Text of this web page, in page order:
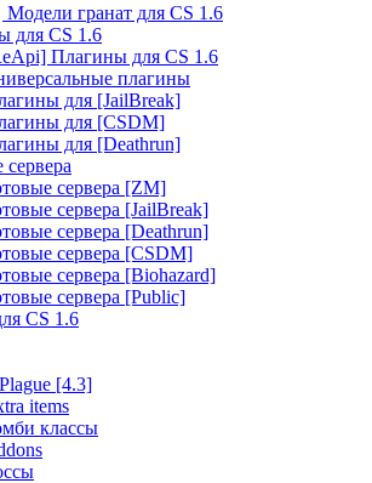
Модели гранат для CS 1.6
для CS 1.6
Плагины для CS 1.6
плагины
для [JailBreak]
для [CSDM]
для [Deathrun]
сервера
сервера [ZM]
сервера [JailBreak]
сервера [Deathrun]
сервера [CSDM]
сервера [Biohazard]
сервера [Public]
CS 1.6
[4.3]
items
классы